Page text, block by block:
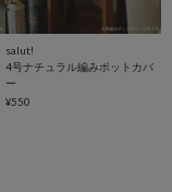
salut!
4号ナチュラル編みポットカバ
ー
¥550